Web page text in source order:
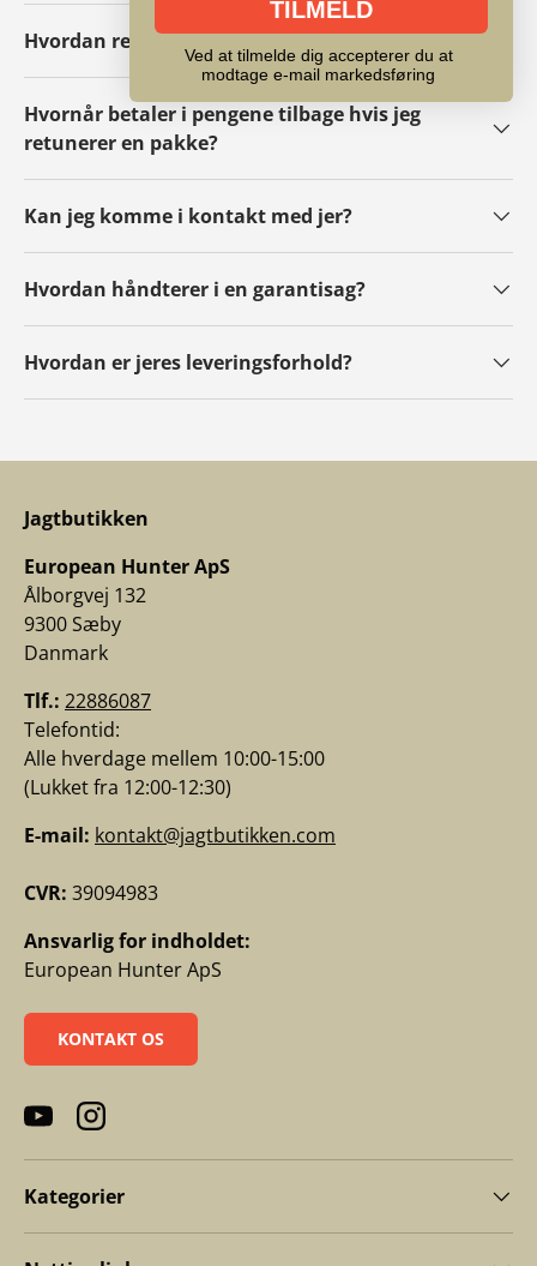
Hvordan retunerer/ombytter jeg en pakke?
Hvornår betaler i pengene tilbage hvis jeg
retunerer en pakke?
Kan jeg komme i kontakt med jer?
Hvordan håndterer i en garantisag?
Hvordan er jeres leveringsforhold?
Jagtbutikken
European Hunter ApS
Ålborgvej 132
9300 Sæby
Danmark
Tlf.: 22886087
Telefontid:
Alle hverdage mellem 10:00-15:00
(Lukket fra 12:00-12:30)
E-mail: kontakt@jagtbutikken.com
CVR: 39094983
Ansvarlig for indholdet:
European Hunter ApS
KONTAKT OS
YouTubeInstagram
Kategorier
TILMELD
Ved at tilmelde dig accepterer du at
modtage e-mail markedsføring